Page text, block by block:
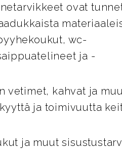
ovat
wc-
ja -
vetimet, kahvat ja
ja toimivuutta
ja muut